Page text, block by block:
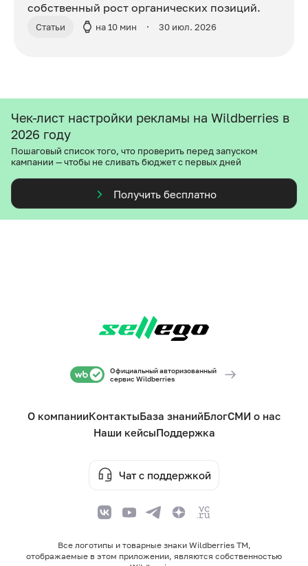
собственный рост органических позиций.
Статьи на 10 мин 30 июл. 2026
Чек-лист настройки рекламы на Wildberries в
2026 году
Пошаговый список того, что проверить перед запуском
кампании — чтобы не сливать бюджет с первых дней
Получить бесплатно
Официальный авторизованный
сервис Wildberries
Все логотипы и товарные знаки Wildberries TM,
отображаемые в этом приложении, являются собственностью
О компанииКонтактыБаза знанийБлогСМИ о нас
Наши кейсыПоддержка
Чат с поддержкой